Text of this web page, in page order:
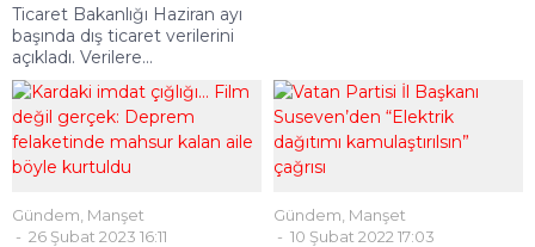
Ticaret Bakanlığı Haziran ayı
başında dış ticaret verilerini
açıkladı. Verilere...
Gündem Manşet
26 Şubat 2023 16:11
Gündem Manşet
10 Şubat 2022 17:03